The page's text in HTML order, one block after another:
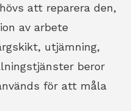
att reparera den,
av arbete
utjämning,
beror
för att måla